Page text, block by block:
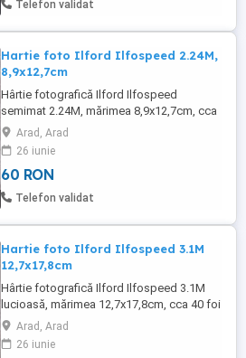
Telefon validat
Hartie foto Ilford Ilfospeed 2.24M,
8,9x12,7cm
Hârtie fotografică Ilford Ilfospeed
semimat 2.24M, mărimea 8,9x12,7cm, cca
46 foiArad, Arad
26 iunie
60 RON
Telefon validat
Hartie foto Ilford Ilfospeed 3.1M
12,7x17,8cm
Hârtie fotografică Ilford Ilfospeed 3.1M
lucioasă, mărimea 12,7x17,8cm, cca 40 foi
Arad, Arad
26 iunie